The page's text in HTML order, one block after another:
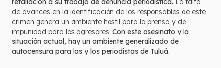
retaliación a su trabajo de denuncia periodística. La falta
de avances en la identificación de los responsables de este
crimen genera un ambiente hostil para la prensa y de
impunidad para los agresores. Con este asesinato y la
situación actual, hay un ambiente generalizado de
autocensura para las y los periodistas de Tuluá.